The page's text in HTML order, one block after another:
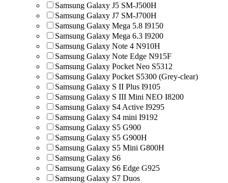
Samsung Galaxy J5 SM-J500H
Samsung Galaxy J7 SM-J700H
Samsung Galaxy Mega 5.8 I9150
Samsung Galaxy Mega 6.3 I9200
Samsung Galaxy Note 4 N910H
Samsung Galaxy Note Edge N915F
Samsung Galaxy Pocket Neo S5312
Samsung Galaxy Pocket S5300 (Grey-clear)
Samsung Galaxy S II Plus I9105
Samsung Galaxy S III Mini NEO I8200
Samsung Galaxy S4 Active I9295
Samsung Galaxy S4 mini I9192
Samsung Galaxy S5 G900
Samsung Galaxy S5 G900H
Samsung Galaxy S5 Mini G800H
Samsung Galaxy S6
Samsung Galaxy S6 Edge G925
Samsung Galaxy S7 Duos